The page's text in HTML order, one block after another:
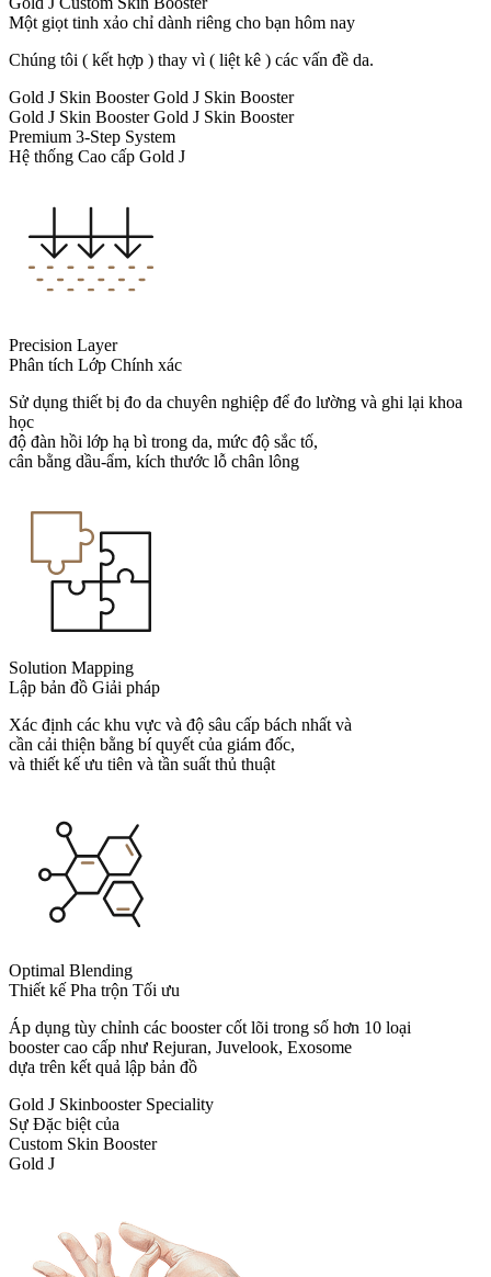
Một giọt tinh xảo chỉ dành riêng cho bạn hôm nay
Chúng tôi ( kết hợp ) thay vì ( liệt kê ) các vấn đề da.
Gold J Skin Booster Gold J Skin Booster
Gold J Skin Booster Gold J Skin Booster
Premium 3-Step System
Hệ thống Cao cấp Gold J
Precision Layer
Phân tích Lớp Chính xác
Sử dụng thiết bị đo da chuyên nghiệp để đo lường và ghi lại khoa
học
độ đàn hồi lớp hạ bì trong da, mức độ sắc tố,
cân bằng dầu-ẩm, kích thước lỗ chân lông
Solution Mapping
Lập bản đồ Giải pháp
Xác định các khu vực và độ sâu cấp bách nhất và
cần cải thiện bằng bí quyết của giám đốc,
và thiết kế ưu tiên và tần suất thủ thuật
Optimal Blending
Thiết kế Pha trộn Tối ưu
Áp dụng tùy chỉnh các booster cốt lõi trong số hơn 10 loại
booster cao cấp như Rejuran, Juvelook, Exosome
dựa trên kết quả lập bản đồ
Gold J Skinbooster Speciality
Sự Đặc biệt của
Custom Skin Booster
Gold J